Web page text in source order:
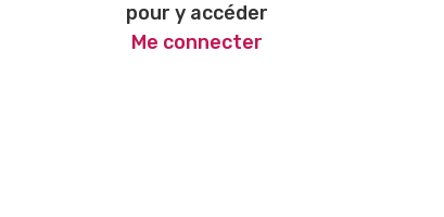
pour y accéder
Me connecter